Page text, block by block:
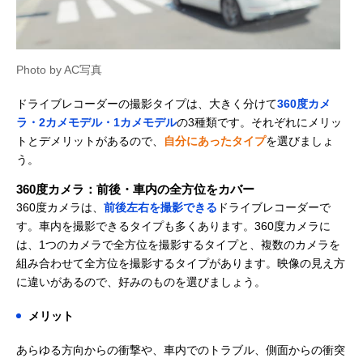
Photo by AC写真
ドライブレコーダーの撮影タイプは、大きく分けて360度カメ
ラ・2カメモデル・1カメモデルの3種類です。それぞれにメリッ
トとデメリットがあるので、
自分にあったタイプを選びましょ
う。
360度カメラ：前後・車内の全方位をカバー
360度カメラは、 前後左右を撮影できる ドライブレコーダーで
す。車内を撮影できるタイプも多くあります。360度カメラに
は、1つのカメラで全方位を撮影するタイプと、複数のカメラを
組み合わせて全方位を撮影するタイプがあります。映像の見え方
に違いがあるので、好みのものを選びましょう。
メリット
あらゆる方向からの衝撃や、車内でのトラブル、側面からの衝突